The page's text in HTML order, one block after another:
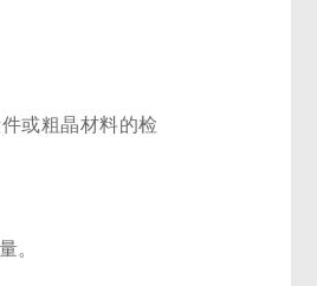
或粗晶材料的检
。